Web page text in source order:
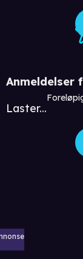
Anmeldelser
Laster...